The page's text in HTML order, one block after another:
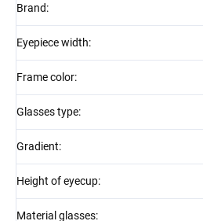
Brand:
Eyepiece width:
Frame color:
Glasses type:
Gradient:
Height of eyecup:
Material glasses: